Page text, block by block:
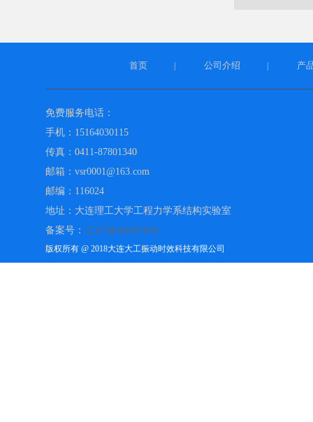
首页 公司介绍 产
免费服务电话：
手机：15164030115
传真：0411-87801340
邮箱：vsr0001@163.com
邮编：116024
地址：大连理工大学工程力学系结构实验室
备案号：
辽ICP备10010710号
版权所有 @ 2018大连大工振动时效科技有限公司